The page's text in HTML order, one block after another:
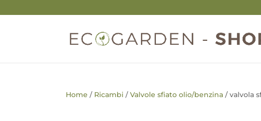
Home / Ricambi /Valvole sfiato olio/benzina / valvola